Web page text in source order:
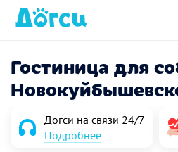
Гостиница для
Догси на связи 24/7
Подробнее